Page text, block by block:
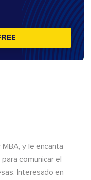
y le encanta
comunicar el
Interesado en